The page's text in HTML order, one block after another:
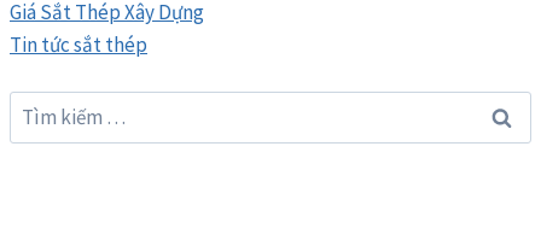
Giá Sắt Thép Xây Dựng
Tin tức sắt thép
Tìm
kiếm